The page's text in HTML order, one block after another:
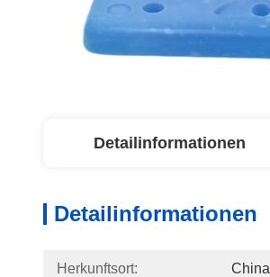
Detailinformationen
Detailinformationen
Herkunftsort: China